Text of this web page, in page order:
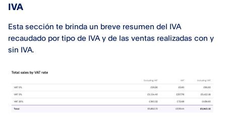
IVA
Esta sección te brinda un breve resumen del IVA
recaudado por tipo de IVA y de las ventas realizadas con y
sin IVA.